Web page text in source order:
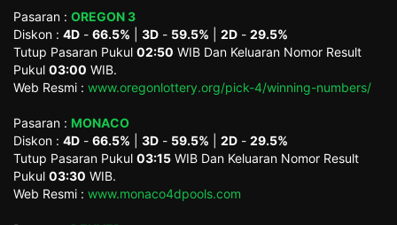
Pasaran : OREGON 3
Diskon : 4D - 66.5% 3D - 59.5% 2D - 29.5%
Tutup Pasaran Pukul 02:50 WIB Dan Keluaran Nomor Result
Pukul 03:00 WIB.
Web Resmi : www.oregonlottery.org/pick-4/winning-numbers/
Pasaran : MONACO
Diskon : 4D - 66.5% 3D - 59.5% 2D - 29.5%
Tutup Pasaran Pukul 03:15 WIB Dan Keluaran Nomor Result
Pukul 03:30 WIB.
Web Resmi : www.monaco4dpools.com